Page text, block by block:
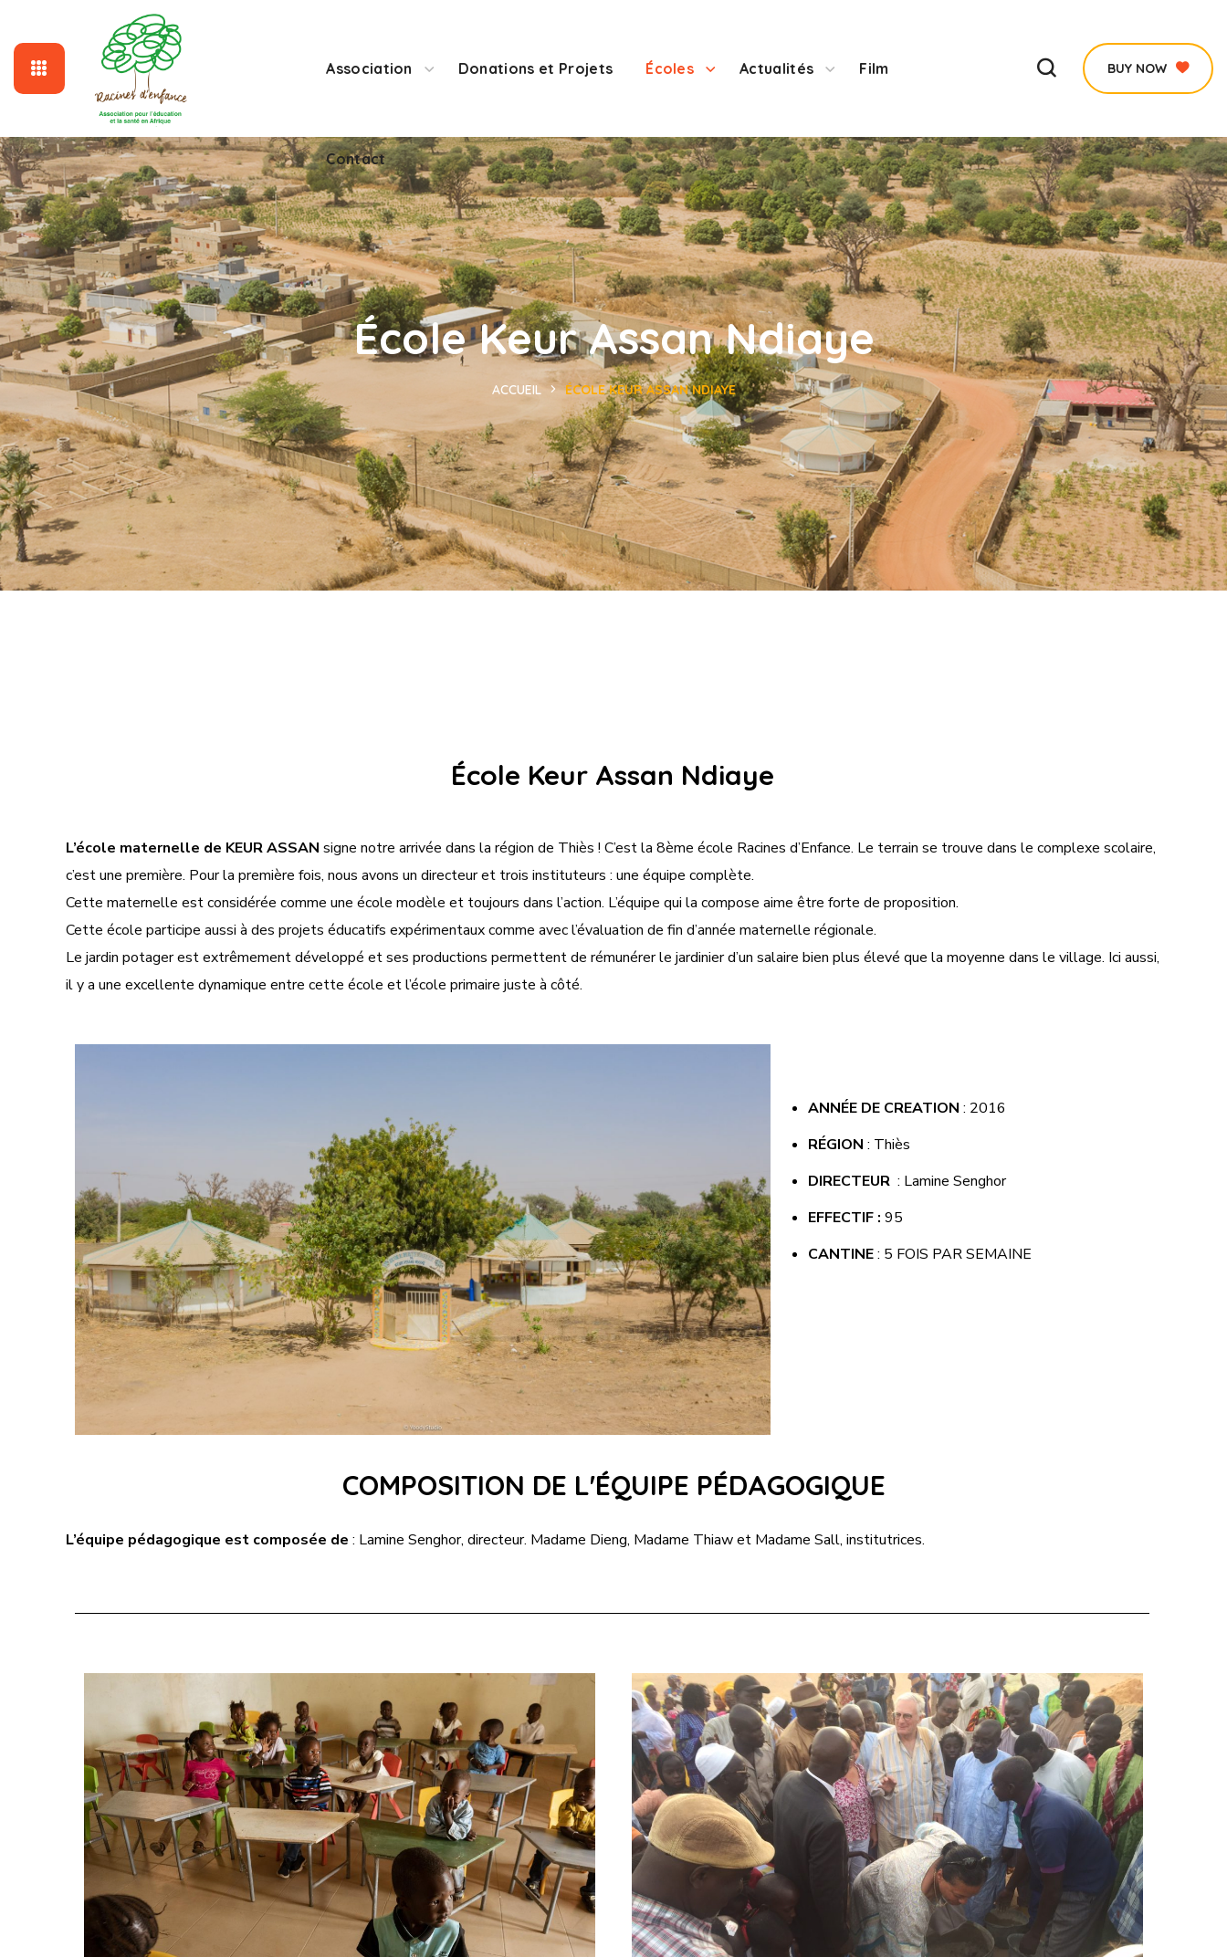
Association Donations et Projets Écoles Actualités Film
Contact
BUY NOW
École Keur Assan Ndiaye
ACCUEIL ÉCOLE KEUR ASSAN NDIAYE
École Keur Assan Ndiaye
L’école maternelle de KEUR ASSAN signe notre arrivée dans la région de Thiès ! C’est la 8ème école Racines d’Enfance. Le terrain se trouve dans le complexe scolaire,
c’est une première. Pour la première fois, nous avons un directeur et trois instituteurs : une équipe complète.
Cette maternelle est considérée comme une école modèle et toujours dans l’action. L’équipe qui la compose aime être forte de proposition.
Cette école participe aussi à des projets éducatifs expérimentaux comme avec l’évaluation de fin d’année maternelle régionale.
Le jardin potager est extrêmement développé et ses productions permettent de rémunérer le jardinier d’un salaire bien plus élevé que la moyenne dans le village. Ici aussi,
il y a une excellente dynamique entre cette école et l’école primaire juste à côté.
ANNÉE DE CREATION : 2016
RÉGION : Thiès
DIRECTEUR: Lamine Senghor
EFFECTIF : 95
CANTINE: 5 FOIS PAR SEMAINE
COMPOSITION DE L'ÉQUIPE PÉDAGOGIQUE
L’équipe pédagogique est composée de : Lamine Senghor, directeur. Madame Dieng, Madame Thiaw et Madame Sall, institutrices.